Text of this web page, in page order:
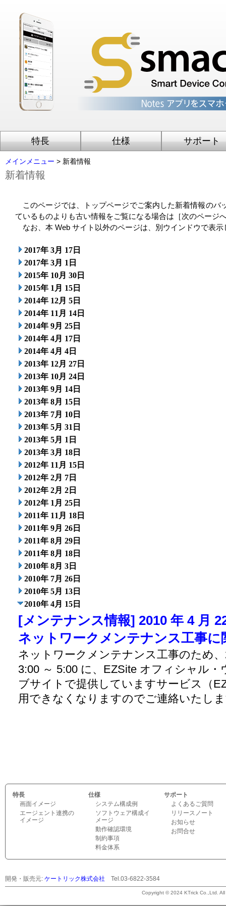
特長 仕様 サポート
メインメニュー > 新着情報
新着情報
このページでは、トップページでご案内した新着情報のバ
ているものよりも古い情報をご覧になる場合は［次のページ
なお、本 Web サイト以外のページは、別ウインドウで表示
2017年 3月 17日
2017年 3月 1日
2015年 10月 30日
2015年 1月 15日
2014年 12月 5日
2014年 11月 14日
2014年 9月 25日
2014年 4月 17日
2014年 4月 4日
2013年 12月 27日
2013年 10月 24日
2013年 9月 14日
2013年 8月 15日
2013年 7月 10日
2013年 5月 31日
2013年 5月 1日
2013年 3月 18日
2012年 11月 15日
2012年 2月 7日
2012年 2月 2日
2012年 1月 25日
2011年 11月 18日
2011年 9月 26日
2011年 8月 29日
2011年 8月 18日
2010年 8月 3日
2010年 7月 26日
2010年 5月 13日
2010年 4月 15日
[メンテナンス情報] 2010 年 4 月
ネットワークメンテナンス工事に
ネットワークメンテナンス工事のため
3:00 ～ 5:00 に、EZSite オフィシャル
ブサイトで提供していますサービス（
用できなくなりますのでご連絡いた
ケ
特長
画面イメージ
エージェント連携の
イメージ
仕様
システム構成例
ソフトウェア構成イ
メージ
動作確認環境
制約事項
料金体系
サポート
よくあるご質問
リリースノート
お知らせ
お問合せ
開発・販売元: ケートリック株式会社 Tel.03-6822-3584
Copyright © 2024 KTrick Co.,Ltd.